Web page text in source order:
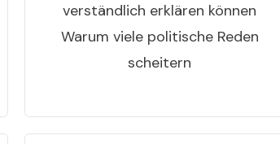
verständlich erklären können
Warum viele politische Reden
scheitern